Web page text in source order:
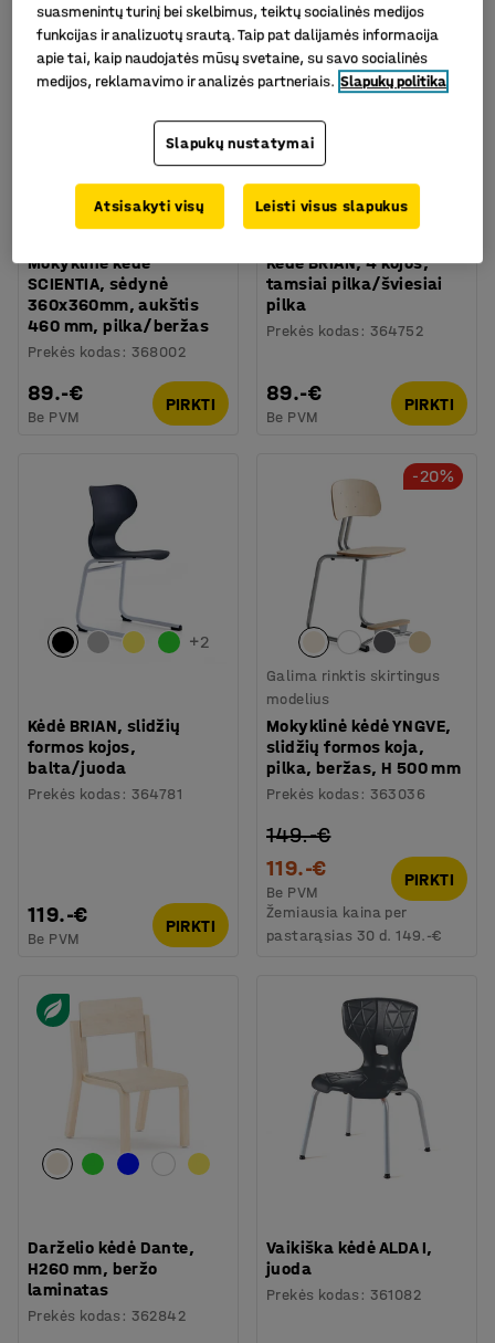
Mokyklinė kėdė
SCIENTIA, sėdynė
360x360mm, aukštis
460 mm, pilka/beržas
Prekės kodas : 368002
89.-€
Be PVM
PIRKTI
Kėdė BRIAN, 4 kojos,
tamsiai pilka/šviesiai
pilka
Prekės kodas : 364752
89.-€
Be PVM
PIRKTI
+2
Kėdė BRIAN, slidžių
formos kojos,
balta/juoda
Prekės kodas : 364781
119.-€
Be PVM
PIRKTI
-20%
Galima rinktis skirtingus
modelius
Mokyklinė kėdė YNGVE,
slidžių formos koja,
pilka, beržas, H 500 mm
Prekės kodas : 363036
119.-€
149.-€
Be PVM
PIRKTI
Žemiausia kaina per
pastarąsias 30 d. 149.-€
Darželio kėdė Dante,
H260 mm, beržo
laminatas
Prekės kodas : 362842
Vaikiška kėdė ALDA I,
juoda
Prekės kodas : 361082
suasmenintų turinį bei skelbimus, teiktų socialinės medijos
funkcijas ir analizuotų srautą. Taip pat dalijamės informacija
apie tai, kaip naudojatės mūsų svetaine, su savo socialinės
medijos, reklamavimo ir analizės partneriais. Slapukų politika
Slapukų nustatymai
Atsisakyti visų Leisti visus slapukus